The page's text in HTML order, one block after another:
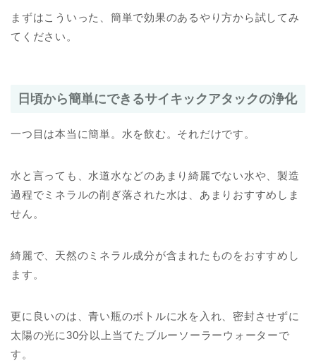
まずはこういった、簡単で効果のあるやり方から試してみ
てください。
日頃から簡単にできるサイキックアタックの浄化
一つ目は本当に簡単。水を飲む。それだけです。
水と言っても、水道水などのあまり綺麗でない水や、製造
過程でミネラルの削ぎ落された水は、あまりおすすめしま
せん。
綺麗で、天然のミネラル成分が含まれたものをおすすめし
ます。
更に良いのは、青い瓶のボトルに水を入れ、密封させずに
太陽の光に30分以上当てたブルーソーラーウォーターで
す。